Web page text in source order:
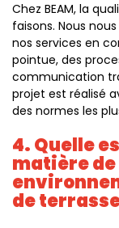
Chez BEAM, la
faisons. Nous
nos services en
pointue, des
communication
projet est réalisé
des normes les
4. Quelle
matière
de